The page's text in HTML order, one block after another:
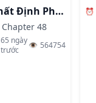
Nhất Định Phải Là Chị Ấy
Chapter 48
65 ngày
trước
👁️ 564754
⏰